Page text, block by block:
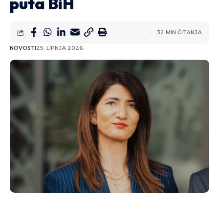
NOVOSTI25. LIPNJA 2026.
32 MIN ČITANJA